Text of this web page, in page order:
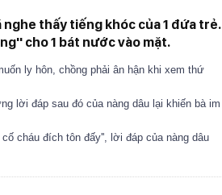
thấy tiếng khóc của 1 đứa trẻ.
cho 1 bát nước vào mặt.
ly hôn, chồng phải ân hận khi xem thứ
lời đáp sau đó của nàng dâu lại khiến bà im
cháu đích tôn đấy'', lời đáp của nàng dâu